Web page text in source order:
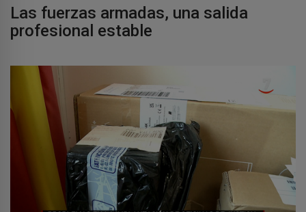
Las fuerzas armadas, una salida
profesional estable